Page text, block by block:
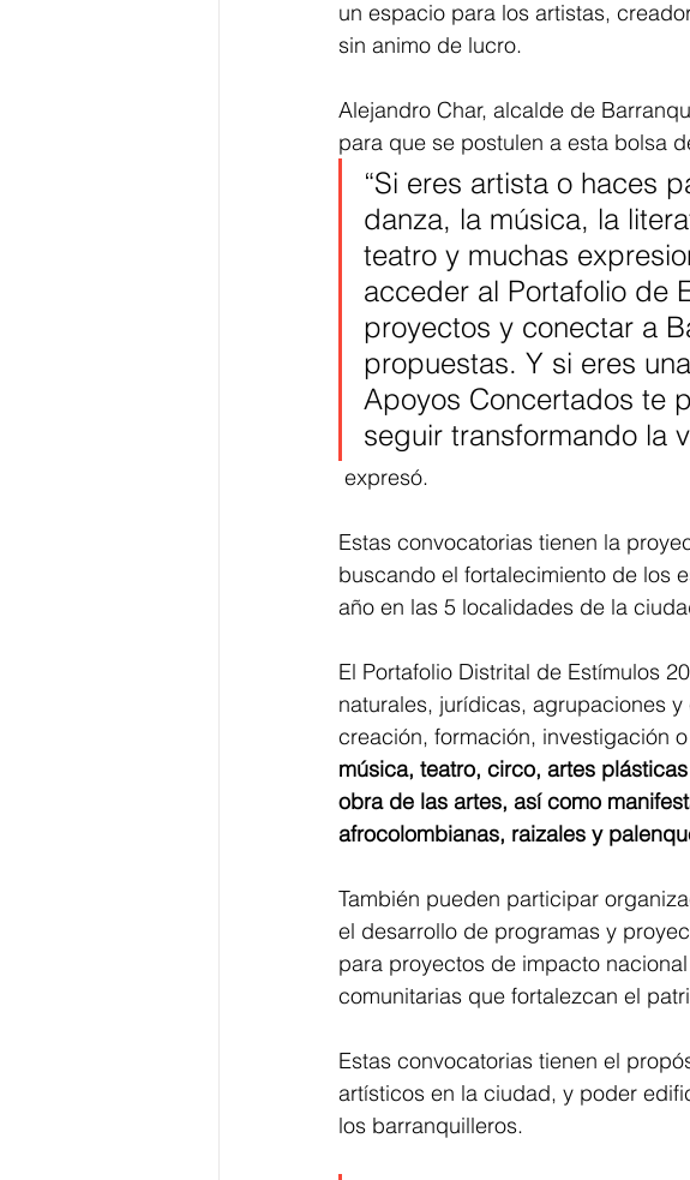
un espacio para los artistas,
sin animo de lucro.
Alejandro Char, alcalde de
para que se postulen a esta bolsa
“Si eres artista o haces
danza, la música, la
teatro y muchas
acceder al Portafolio de
proyectos y conectar a
propuestas. Y si eres
Apoyos Concertados te
seguir transformando la
expresó.
Estas convocatorias tienen la
buscando el fortalecimiento de los
año en las 5 localidades de la
El Portafolio Distrital de Estímulos
naturales, jurídicas, agrupaciones
creación, formación, investigación
música, teatro, circo, artes
obra de las artes, así como
afrocolombianas, raizales y
También pueden participar
el desarrollo de programas y
para proyectos de impacto
comunitarias que fortalezcan el
Estas convocatorias tienen el
artísticos en la ciudad, y poder
los barranquilleros.